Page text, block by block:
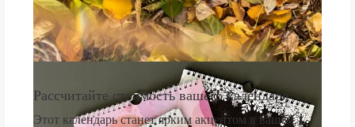
Рассчитайте стоимость вашего календаря
Этот календарь станет ярким акцентом в вашем